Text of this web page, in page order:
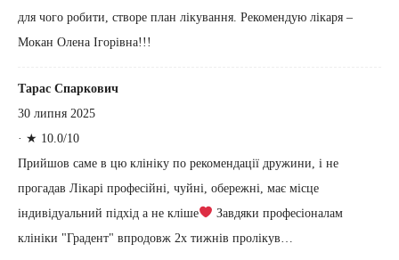
для чого робити, створе план лікування. Рекомендую лікаря –
Мокан Олена Ігорівна!!!
Тарас Спаркович
30 липня 2025
· ★ 10.0/10
Прийшов саме в цю клініку по рекомендації дружини, і не
прогадав Лікарі професійні, чуйні, обережні, має місце
індивідуальний підхід а не кліше
‍ Завдяки професіоналам
клініки "Градент" впродовж 2х тижнів пролікув…